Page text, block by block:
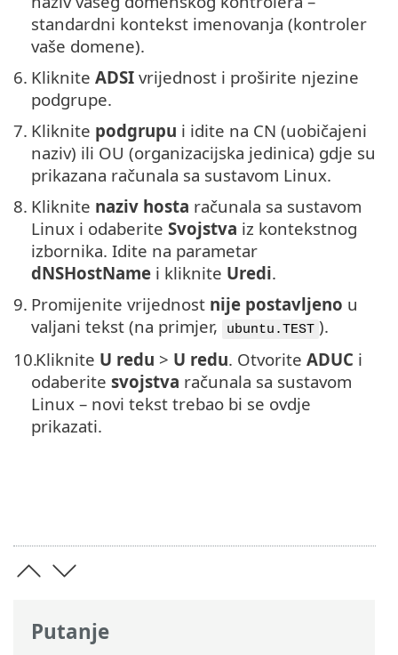
Putanje
standardni kontekst imenovanja (kontroler
vaše domene).
6. Kliknite ADSI vrijednost i proširite njezine
podgrupe.
7. Kliknite podgrupu i idite na CN (uobičajeni
naziv) ili OU (organizacijska jedinica) gdje su
prikazana računala sa sustavom Linux.
8. Kliknite naziv hosta računala sa sustavom
Linux i odaberite Svojstva iz kontekstnog
izbornika. Idite na parametar
dNSHostName i kliknite Uredi.
9. Promijenite vrijednost nije postavljeno u
valjani tekst (na primjer,
ubuntu.TEST ).
10.Kliknite U redu > U redu. Otvorite ADUC i
odaberite svojstva računala sa sustavom
Linux – novi tekst trebao bi se ovdje
prikazati.